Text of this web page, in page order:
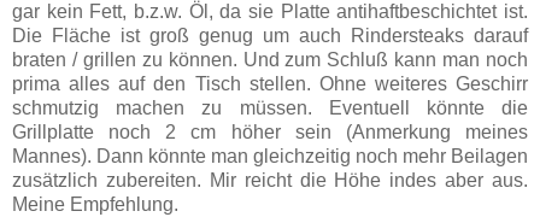
gar kein Fett, b.z.w. Öl, da sie Platte antihaftbeschichtet ist.
Die Fläche ist groß genug um auch Rindersteaks darauf
braten / grillen zu können. Und zum Schluß kann man noch
prima alles auf den Tisch stellen. Ohne weiteres Geschirr
schmutzig machen zu müssen. Eventuell könnte die
Grillplatte noch 2 cm höher sein (Anmerkung meines
Mannes). Dann könnte man gleichzeitig noch mehr Beilagen
zusätzlich zubereiten. Mir reicht die Höhe indes aber aus.
Meine Empfehlung.